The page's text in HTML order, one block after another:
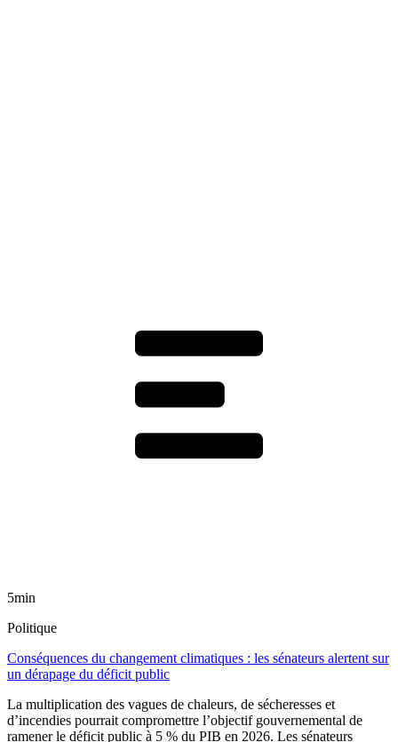
5min
Politique
Conséquences du changement climatiques : les sénateurs alertent sur
un dérapage du déficit public
La multiplication des vagues de chaleurs, de sécheresses et
d’incendies pourrait compromettre l’objectif gouvernemental de
ramener le déficit public à 5 % du PIB en 2026. Les sénateurs